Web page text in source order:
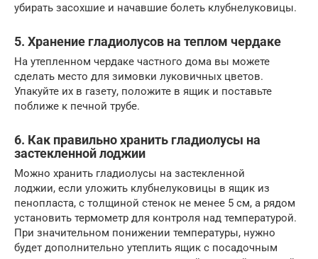
убирать засохшие и начавшие болеть клубнелуковицы.
5. Хранение гладиолусов на теплом чердаке
На утепленном чердаке частного дома вы можете
сделать место для зимовки луковичных цветов.
Упакуйте их в газету, положите в ящик и поставьте
поближе к печной трубе.
6. Как правильно хранить гладиолусы на
застекленной лоджии
Можно хранить гладиолусы на застекленной
лоджии, если уложить клубнелуковицы в ящик из
пенопласта, с толщиной стенок не менее 5 см, а рядом
установить термометр для контроля над температурой.
При значительном понижении температуры, нужно
будет дополнительно утеплить ящик с посадочным